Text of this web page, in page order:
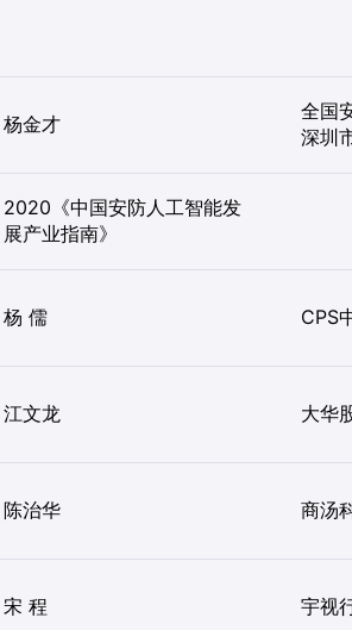
杨金才
全国
深圳
2020《中国安防人工智能发
展产业指南》
杨 儒 CPS
江文龙 大华
陈治华 商汤
宋 程 宇视